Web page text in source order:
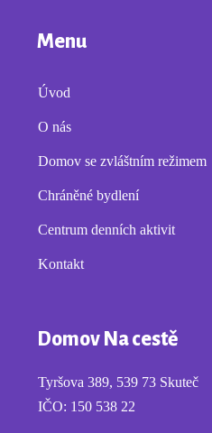
Menu
Úvod
O nás
Domov se zvláštním režimem
Chráněné bydlení
Centrum denních aktivit
Kontakt
Domov Na cestě
Tyršova 389, 539 73 Skuteč
IČO: 150 538 22